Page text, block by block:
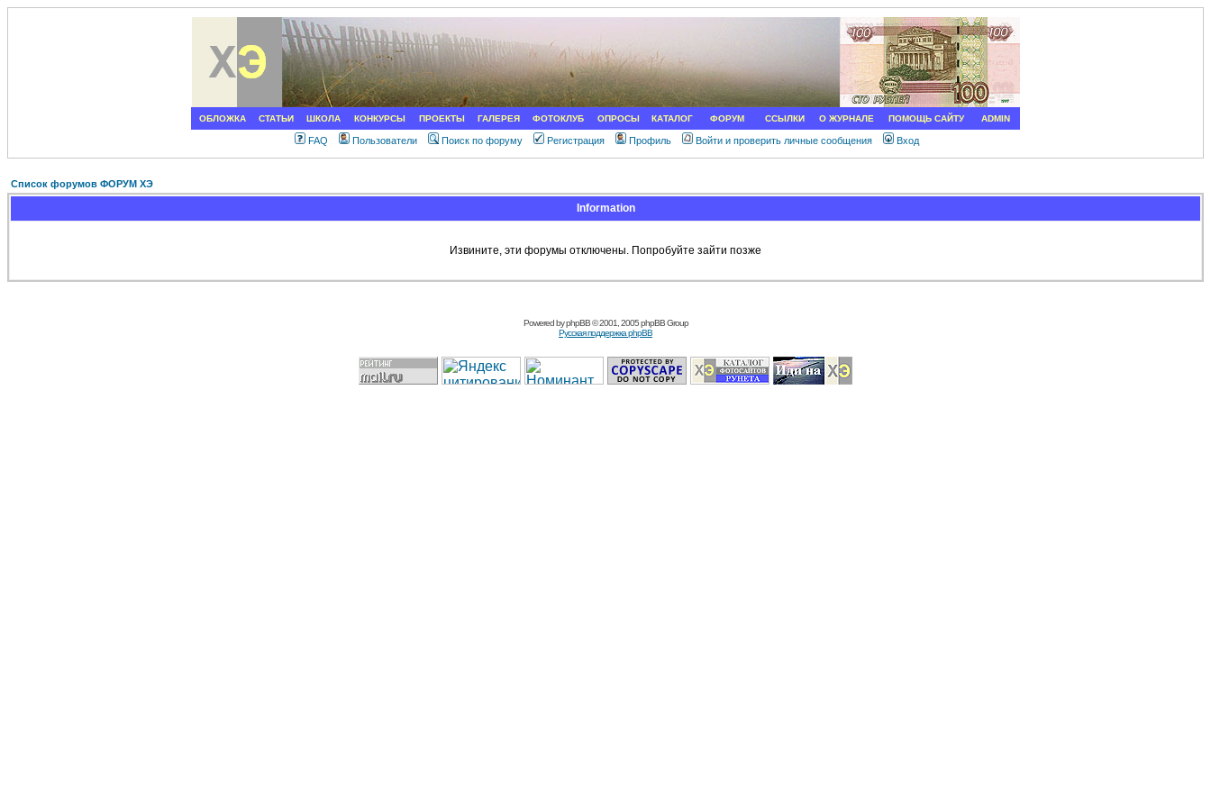
ОБЛОЖКА СТАТЬИ ШКОЛА КОНКУРСЫ ПРОЕКТЫ ГАЛЕРЕЯ ФОТОКЛУБ ОПРОСЫ КАТАЛОГ ФОРУМ ССЫЛКИ О ЖУРНАЛЕ ПОМОЩЬ САЙТУ ADMIN
FAQ Пользователи Поиск по форуму Регистрация Профиль Войти и проверить личные сообщения Вход
Список форумов ФОРУМ ХЭ
Information
Извините, эти форумы отключены. Попробуйте зайти позже
Powered byphpBB© 2001, 2005 phpBB Group
Русская поддержка phpBB